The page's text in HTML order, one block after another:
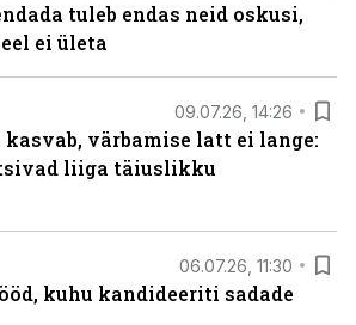
tuleb endas neid oskusi,
ei ületa
09.07.26, 14:26
värbamise latt ei lange:
liiga täiuslikku
06.07.26, 11:30
kuhu kandideeriti sadade